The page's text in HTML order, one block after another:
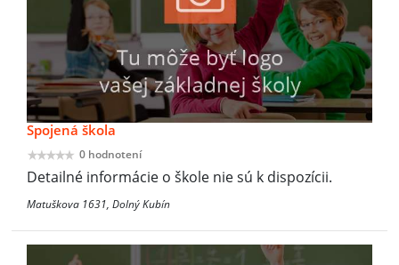
Spojená škola
0 hodnotení
Detailné informácie o škole nie sú k dispozícii.
Matuškova 1631, Dolný Kubín